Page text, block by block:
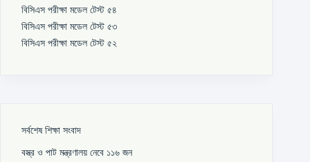
বিসিএস পরীক্ষা মডেল টেস্ট ৫৪
বিসিএস পরীক্ষা মডেল টেস্ট ৫৩
বিসিএস পরীক্ষা মডেল টেস্ট ৫২
সর্বশেষ শিক্ষা সংবাদ
বস্ত্র ও পাট মন্ত্রণালয় নেবে ১১৬ জন